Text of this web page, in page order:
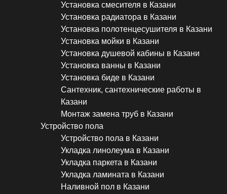
Установка смесителя в Казани
Установка радиатора в Казани
Установка полотенцесушителя в Казани
Установка мойки в Казани
Установка душевой кабины в Казани
Установка ванны в Казани
Установка биде в Казани
Сантехник, сантехнические работы в
Казани
Монтаж замена труб в Казани
Устройство пола
Устройство пола в Казани
Укладка линолеума в Казани
Укладка паркета в Казани
Укладка ламината в Казани
Наливной пол в Казани